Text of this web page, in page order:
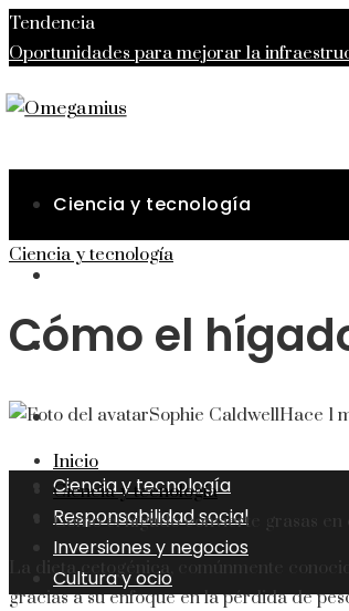
Tendencia
Oportunidades para mejorar la
modernaLa importancia de la estabilidad
Ciencia y tecnología
Inversiones y negocios
Cultura y ocio
Ciencia y tecnología
Responsabilidad social
Inversiones y negocios
Cultura y ocio
Ciencia y tecnología
Cómo el
Sophie CaldwellHace 1
Inicio
Ciencia y tecnología
Cómo el hígado convierte grasas en
La dieta cetogénica, comúnmente
gracias a su enfoque en la pérdida de